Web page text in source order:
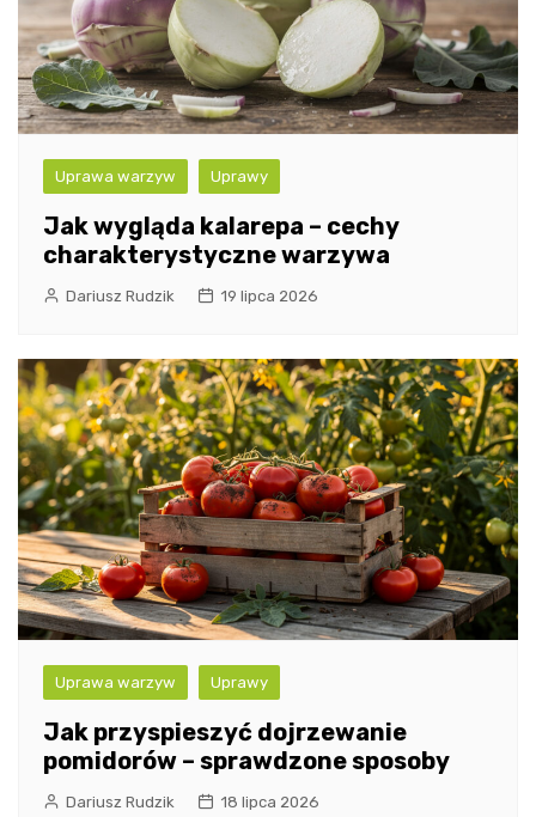
Uprawa warzyw Uprawy
Jak wygląda kalarepa – cechy
charakterystyczne warzywa
Dariusz Rudzik 19 lipca 2026
Uprawa warzyw Uprawy
Jak przyspieszyć dojrzewanie
pomidorów – sprawdzone sposoby
Dariusz Rudzik 18 lipca 2026